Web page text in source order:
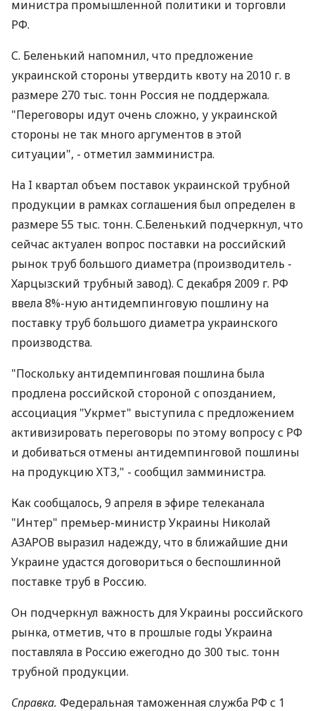
министра промышленной политики и торговли
РФ.
С. Беленький напомнил, что предложение
украинской стороны утвердить квоту на 2010 г. в
размере 270 тыс. тонн Россия не поддержала.
"Переговоры идут очень сложно, у украинской
стороны не так много аргументов в этой
ситуации", - отметил замминистра.
На I квартал объем поставок украинской трубной
продукции в рамках соглашения был определен в
размере 55 тыс. тонн. С.Беленький подчеркнул, что
сейчас актуален вопрос поставки на российский
рынок труб большого диаметра (производитель -
Харцызский трубный завод). С декабря 2009 г. РФ
ввела 8%-ную антидемпинговую пошлину на
поставку труб большого диаметра украинского
производства.
"Поскольку антидемпинговая пошлина была
продлена российской стороной с опозданием,
ассоциация "Укрмет" выступила с предложением
активизировать переговоры по этому вопросу с РФ
и добиваться отмены антидемпинговой пошлины
на продукцию ХТЗ," - сообщил замминистра.
Как сообщалось, 9 апреля в эфире телеканала
"Интер" премьер-министр Украины Николай
АЗАРОВ выразил надежду, что в ближайшие дни
Украине удастся договориться о беспошлинной
поставке труб в Россию.
Он подчеркнул важность для Украины российского
рынка, отметив, что в прошлые годы Украина
поставляла в Россию ежегодно до 300 тыс. тонн
трубной продукции.
Справка. Федеральная таможенная служба РФ с 1